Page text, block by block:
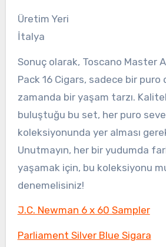
Üretim Yeri
İtalya
Sonuç olarak, Toscano Master
Pack 16 Cigars, sadece bir puro
zamanda bir yaşam tarzı.
buluştuğu bu set, her puro
koleksiyonunda yer alması
Unutmayın, her bir yudumda
yaşamak için, bu koleksiyonu
denemelisiniz!
J.C. Newman 6 x 60 Sampler
Parliament Silver Blue Sigara